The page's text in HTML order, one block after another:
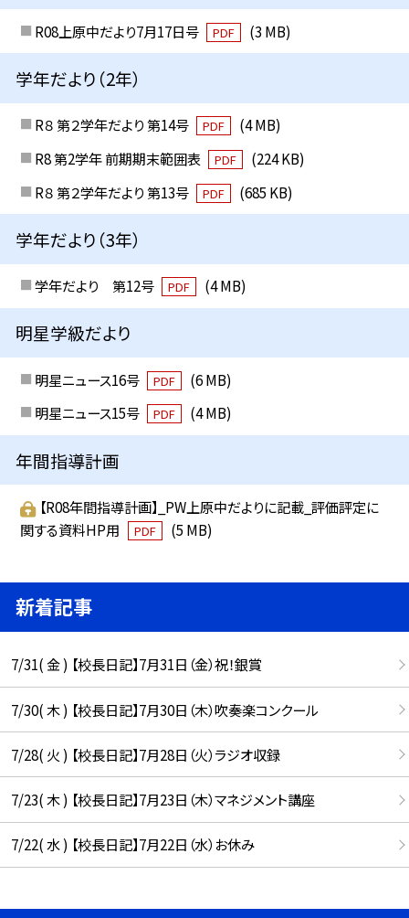
R08上原中だより7月17日号 PDF (3 MB)
学年だより（2年）
R８ 第２学年だより 第14号 PDF
(4 MB)
R8 第2学年 前期期末範囲表
PDF
(224 KB)
R８ 第２学年だより 第13号
PDF (685 KB)
学年だより（3年）
学年だより 第12号 PDF (4 MB)
明星学級だより
明星ニュース16号 PDF
(6 MB)
明星ニュース15号
PDF (4 MB)
年間指導計画
【R08年間指導計画】_PW上原中だよりに記載_評価評定に
関する資料HP用
PDF (5 MB)
新着記事
7/31( 金 ) 【校長日記】7月31日（金）祝！銀賞
7/30( 木 ) 【校長日記】7月30日（木）吹奏楽コンクール
7/28( 火 ) 【校長日記】7月28日（火）ラジオ収録
7/23( 木 ) 【校長日記】7月23日（木）マネジメント講座
7/22( 水 ) 【校長日記】7月22日（水）お休み